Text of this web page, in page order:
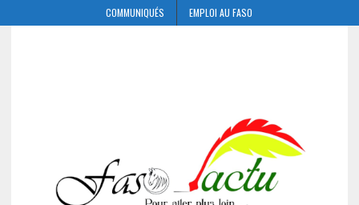
COMMUNIQUÉS EMPLOI AU FASO